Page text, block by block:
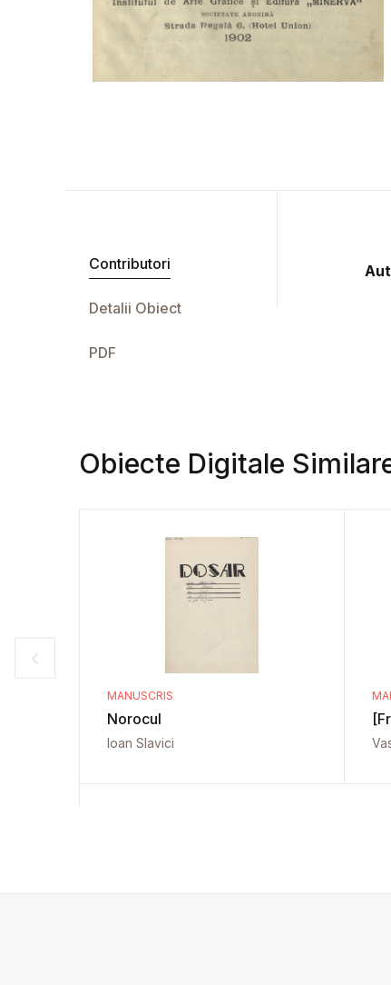
Contributori
Detalii Obiect
PDF
Obiecte Digitale
MANUSCRIS
Norocul
Ioan Slavici